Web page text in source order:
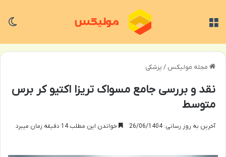
مجله مولیکس / پزشکی
نقد و بررسی جامع مسواک تریزا اکتیو کر برس
متوسط
آخرین به روز رسانی: 26/06/1404 خواندن این مطلب 14 دقیقه زمان میبرد